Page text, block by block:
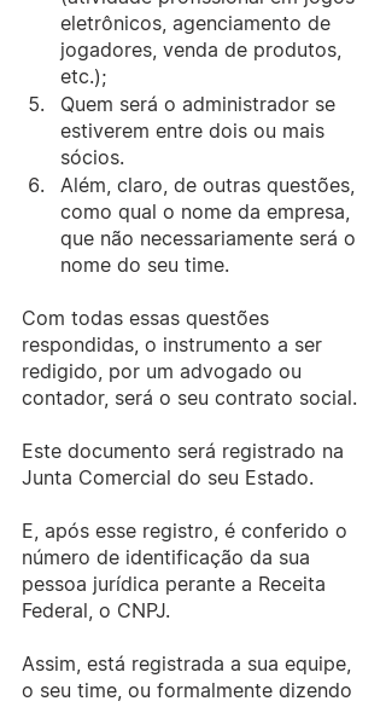
eletrônicos, agenciamento de
jogadores, venda de produtos,
etc.);
Quem será o administrador se
estiverem entre dois ou mais
sócios.
Além, claro, de outras questões,
como qual o nome da empresa,
que não necessariamente será o
nome do seu time.
Com todas essas questões
respondidas, o instrumento a ser
redigido, por um advogado ou
contador, será o seu contrato social.
Este documento será registrado na
Junta Comercial do seu Estado.
E, após esse registro, é conferido o
número de identificação da sua
pessoa jurídica perante a Receita
Federal, o CNPJ.
Assim, está registrada a sua equipe,
o seu time, ou formalmente dizendo